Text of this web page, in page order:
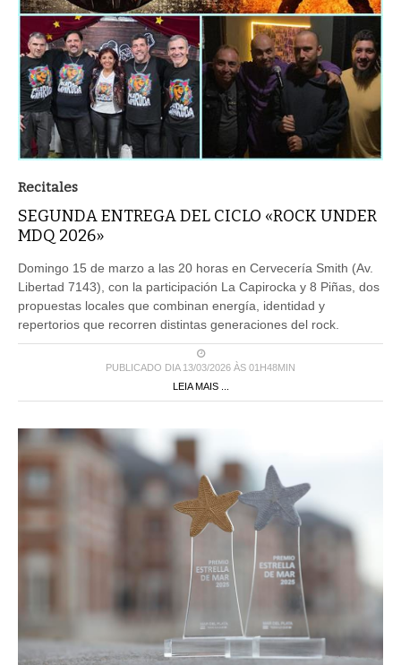
Recitales
SEGUNDA ENTREGA DEL CICLO «ROCK UNDER
MDQ 2026»
Domingo 15 de marzo a las 20 horas en Cervecería Smith (Av.
Libertad 7143), con la participación La Capirocka y 8 Piñas, dos
propuestas locales que combinan energía, identidad y
repertorios que recorren distintas generaciones del rock.
PUBLICADO DIA 13/03/2026 ÀS 01H48MIN
LEIA MAIS ...